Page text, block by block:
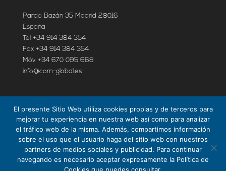
Pardo Bazán 35 Madrid 28016
España
Tel +34 914 384 354
Fax +34 914 384 354
Móv +34 670 095 668
info@com-global.es
Política de cookies
Política de privacidad
Aviso Legal
El presente Sitio Web utiliza cookies propias y de terceros para
mejorar tu experiencia en nuestra web así como para analizar
el tráfico web de la misma. Además, compartimos información
sobre el uso que el usuario haga del sitio web con nuestros
partners de medios sociales y publicidad. Para continuar
navegando es necesario aceptar expresamente la Política de